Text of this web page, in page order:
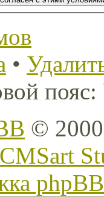
•
©
CMSart
phpBB